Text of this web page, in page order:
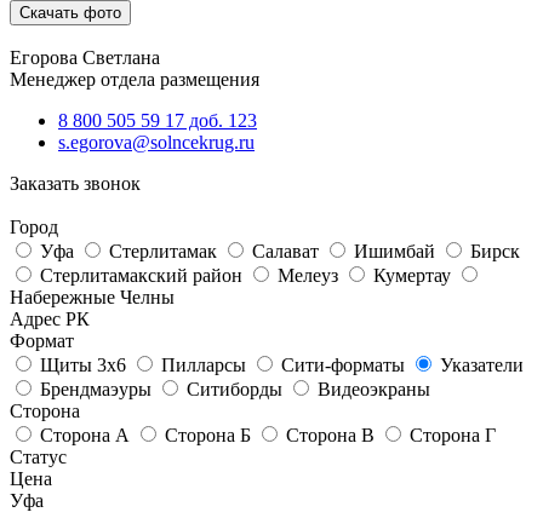
Скачать фото
Егорова Светлана
Менеджер отдела размещения
8 800 505 59 17 доб. 123
s.egorova@solncekrug.ru
Заказать звонок
Город
Уфа
Стерлитамак Салават Ишимбай
Бирск
Стерлитамакский район
Мелеуз
Кумертау
Набережные Челны
Адрес РК
Формат
Щиты 3х6
Пилларсы Сити-форматы
Указатели
Брендмаэуры
Ситиборды
Видеоэкраны
Сторона
Сторона А
Сторона Б Сторона В
Сторона Г
Статус
Цена
Уфа